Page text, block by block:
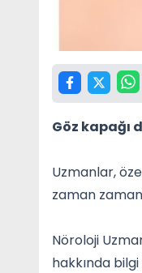
Göz kapağı
Uzmanlar,
zaman
Nöroloji
hakkında